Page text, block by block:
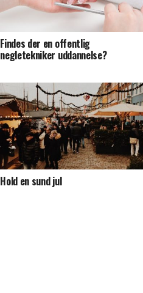
Findes der en offentlig
negletekniker uddannelse?
Hold en sund jul